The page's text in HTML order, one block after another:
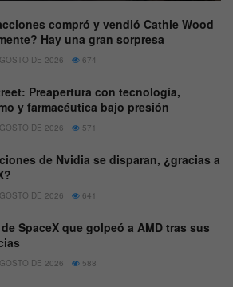
compró y vendió Cathie Wood
Hay una gran sorpresa
DE 2026 674
Preapertura con tecnología,
y farmacéutica bajo presión
DE 2026 571
de Nvidia se disparan, ¿gracias a
DE 2026 641
SpaceX que golpeó a AMD tras sus
DE 2026 588